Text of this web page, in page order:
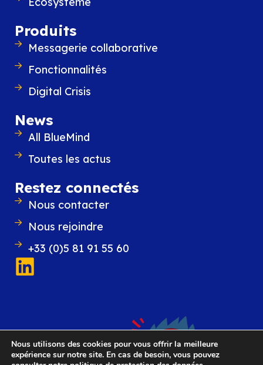
Produits
Messagerie collaborative
Fonctionnalités
Digital Crisis
News
All BlueMind
Toutes les actus
Restez connectés
Nous contacter
Nous rejoindre
+33 (0)5 81 91 55 60
Nous utilisons des cookies pour vous offrir la meilleure
expérience sur notre site. En cas de besoin, vous pouvez